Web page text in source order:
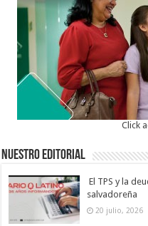
Click
Nuestro Editorial
El TPS y la
salvadoreña
20 julio, 2026